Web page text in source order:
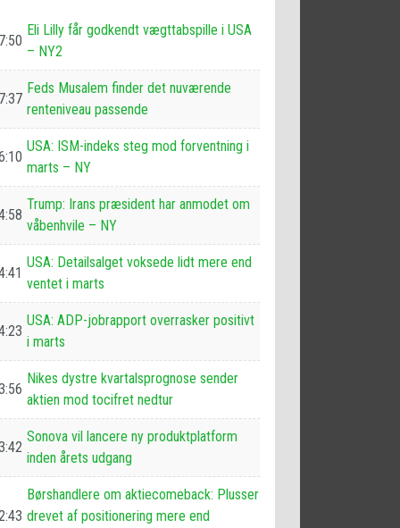
Eli Lilly får godkendt vægttabspille i USA
– NY2
Feds Musalem finder det nuværende
renteniveau passende
USA: ISM-indeks steg mod forventning i
marts – NY
Trump: Irans præsident har anmodet om
våbenhvile – NY
USA: Detailsalget voksede lidt mere end
ventet i marts
USA: ADP-jobrapport overrasker positivt
i marts
Nikes dystre kvartalsprognose sender
aktien mod tocifret nedtur
Sonova vil lancere ny produktplatform
inden årets udgang
Børshandlere om aktiecomeback: Plusser
drevet af positionering mere end